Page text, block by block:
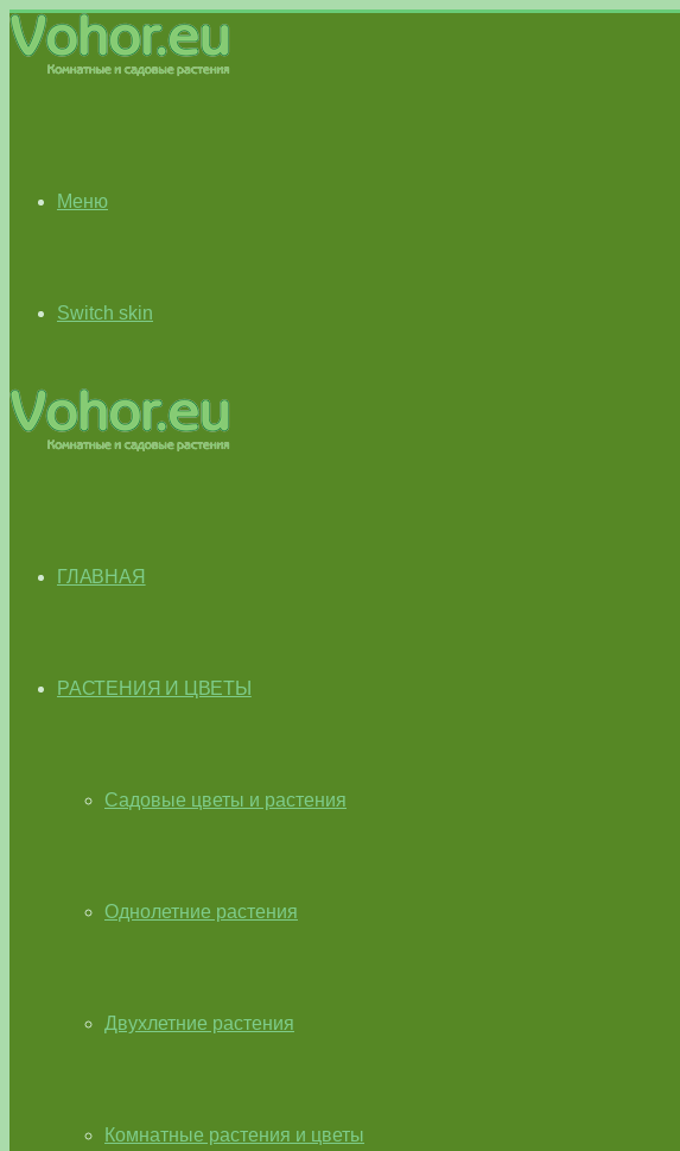
Меню
Switch skin
ГЛАВНАЯ
РАСТЕНИЯ И ЦВЕТЫ
Садовые цветы и растения
Однолетние растения
Двухлетние растения
Комнатные растения и цветы